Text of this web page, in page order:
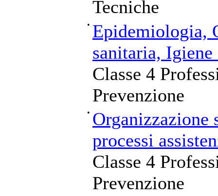
Tecniche
• Epidemiologia,
sanitaria,
Classe 4
Prevenzione
• Organizzazione
processi
Classe 4
Prevenzione